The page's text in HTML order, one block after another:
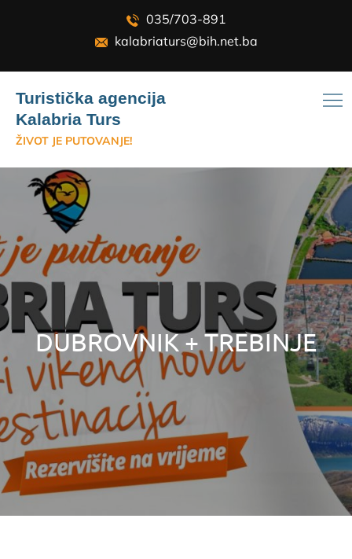
035/703-891
kalabriaturs@bih.net.ba
Turistička agencija
Kalabria Turs
ŽIVOT JE PUTOVANJE!
DUBROVNIK + TREBINJE